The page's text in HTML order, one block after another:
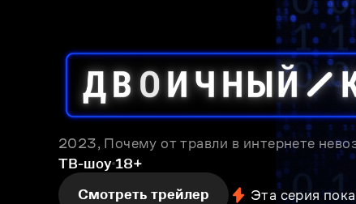
2023, Почему от травли в интернете
ТВ-шоу 18+
Смотреть трейлер
Эта серия